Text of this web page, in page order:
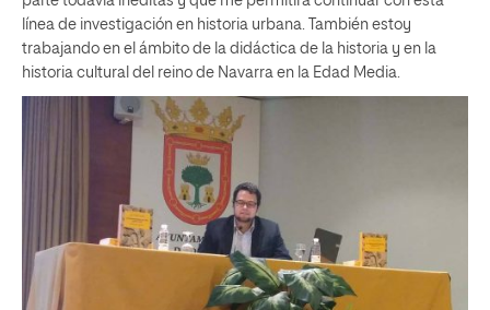
línea de investigación en historia urbana. También estoy
trabajando en el ámbito de la didáctica de la historia y en la
historia cultural del reino de Navarra en la Edad Media.